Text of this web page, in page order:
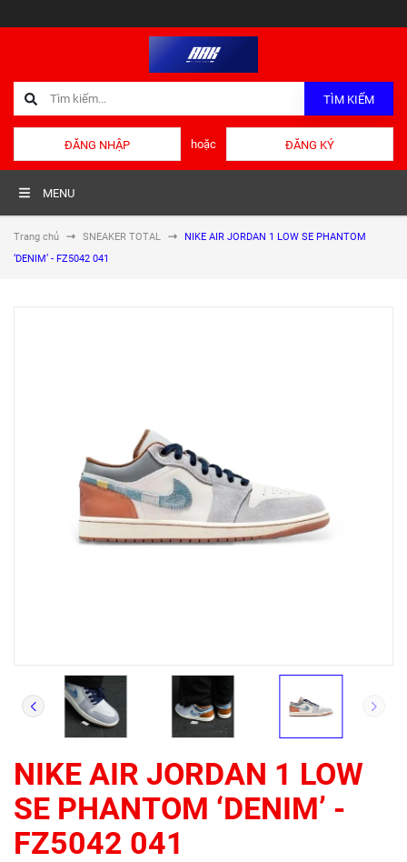
TÌM KIẾM
ĐĂNG NHẬP hoặc ĐĂNG KÝ
MENU
Trang chủ SNEAKER TOTAL
NIKE AIR JORDAN 1 LOW SE PHANTOM
‘DENIM’ - FZ5042 041
NIKE AIR JORDAN 1 LOW
SE PHANTOM ‘DENIM’ -
FZ5042 041